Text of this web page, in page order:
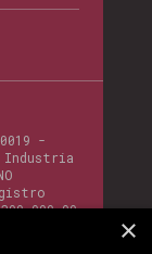
-
Industria
×